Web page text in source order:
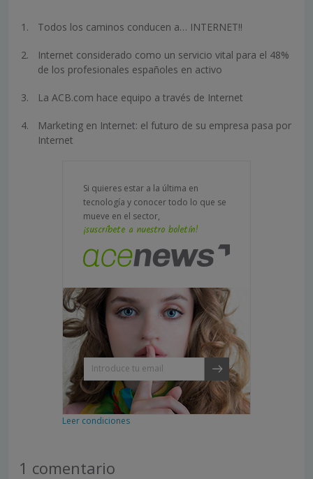
Todos los caminos conducen a… INTERNET!!
Internet considerado como un servicio vital para el 48%
de los profesionales españoles en activo
La ACB.com hace equipo a través de Internet
Marketing en Internet: el futuro de su empresa pasa por
Internet
Si quieres estar a la última en
tecnología y conocer todo lo que se
mueve en el sector,
¡suscríbete a nuestro boletín!
Leer condiciones
1 comentario